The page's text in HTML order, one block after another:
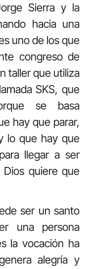
Sierra y la
hacia una
uno de los que
congreso de
taller que utiliza
SKS, que
se basa
hay que parar,
lo que hay que
llegar a ser
quiere que
ser un santo
una persona
la vocación ha
alegría y